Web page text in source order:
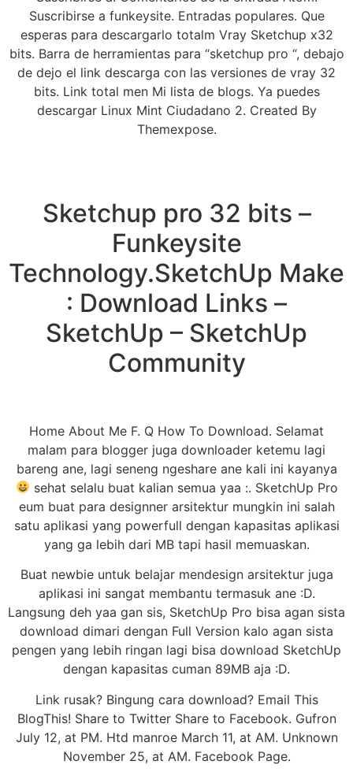
Suscribirse a funkeysite. Entradas populares. Que
esperas para descargarlo totalm Vray Sketchup x32
bits. Barra de herramientas para “sketchup pro “, debajo
de dejo el link descarga con las versiones de vray 32
bits. Link total men Mi lista de blogs. Ya puedes
descargar Linux Mint Ciudadano 2. Created By
Themexpose.
Sketchup pro 32 bits –
Funkeysite
Technology.SketchUp Make
: Download Links –
SketchUp – SketchUp
Community
Home About Me F. Q How To Download. Selamat
malam para blogger juga downloader ketemu lagi
bareng ane, lagi seneng ngeshare ane kali ini kayanya
sehat selalu buat kalian semua yaa :. SketchUp Pro
eum buat para designner arsitektur mungkin ini salah
satu aplikasi yang powerfull dengan kapasitas aplikasi
yang ga lebih dari MB tapi hasil memuaskan.
Buat newbie untuk belajar mendesign arsitektur juga
aplikasi ini sangat membantu termasuk ane :D.
Langsung deh yaa gan sis, SketchUp Pro bisa agan sista
download dimari dengan Full Version kalo agan sista
pengen yang lebih ringan lagi bisa download SketchUp
dengan kapasitas cuman 89MB aja :D.
Link rusak? Bingung cara download? Email This
BlogThis! Share to Twitter Share to Facebook. Gufron
July 12, at PM. Htd manroe March 11, at AM. Unknown
November 25, at AM. Facebook Page.